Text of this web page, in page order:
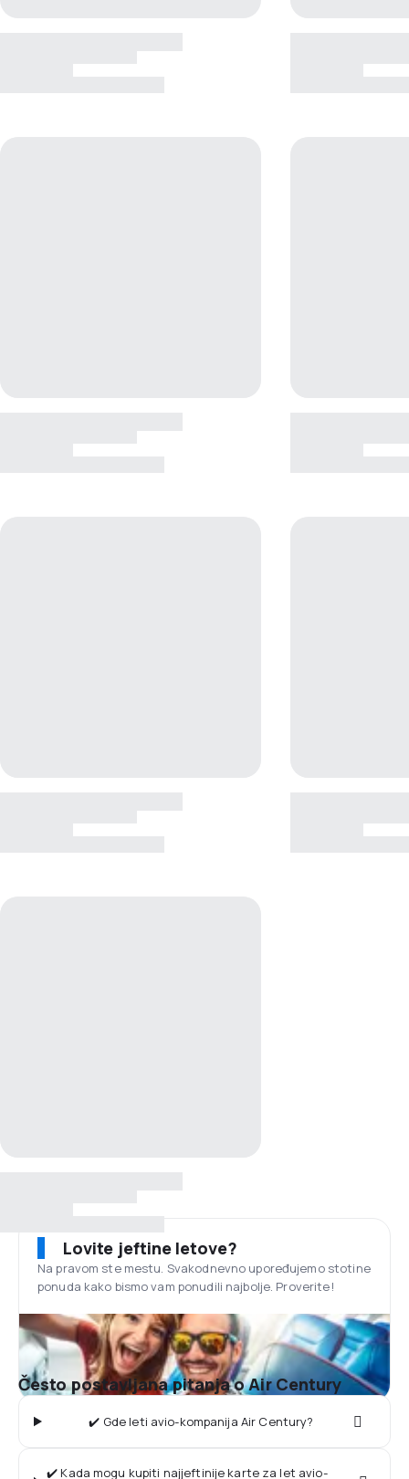
Lovite jeftine letove?
Na pravom ste mestu. Svakodnevno upoređujemo stotine
ponuda kako bismo vam ponudili najbolje. Proverite!
Često postavljana pitanja o Air Century
✔️ Gde leti avio-kompanija Air Century?
✔️ Kada mogu kupiti najjeftinije karte za let avio-